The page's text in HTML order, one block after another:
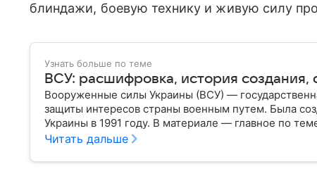
блиндажи, боевую технику и живую силу
Узнать больше по теме
ВСУ: расшифровка, история создания,
Вооруженные силы Украины (ВСУ) —
защиты интересов страны военным путем. Была
Украины в 1991 году. В материале — главное по
Читать дальше